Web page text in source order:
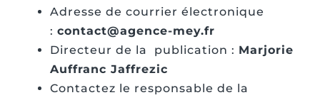
Adresse de courrier électronique
: contact@agence-mey.fr
Directeur de la publication : Marjorie
Auffranc Jaffrezic
Contactez le responsable de la